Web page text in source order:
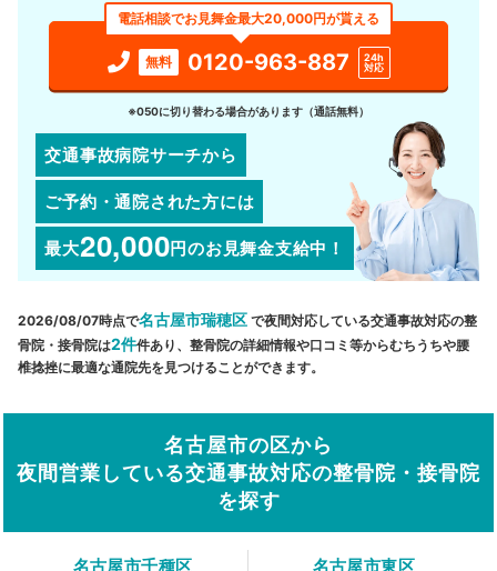
電話相談でお見舞金最大20,000円が貰える
無料 0120-963-887
24h
対応
※050に切り替わる場合があります（通話無料）
交通事故病院サーチから
ご予約・通院された方には
最大20,000円のお見舞金支給中！
2026/08/07時点で名古屋市瑞穂区 で夜間対応している交通事故対応の整
骨院・接骨院は2件件あり、整骨院の詳細情報や口コミ等からむちうちや腰
椎捻挫に最適な通院先を見つけることができます。
名古屋市の区から
夜間営業している交通事故対応の整骨院・接骨院
を探す
名古屋市千種区
名古屋市東区